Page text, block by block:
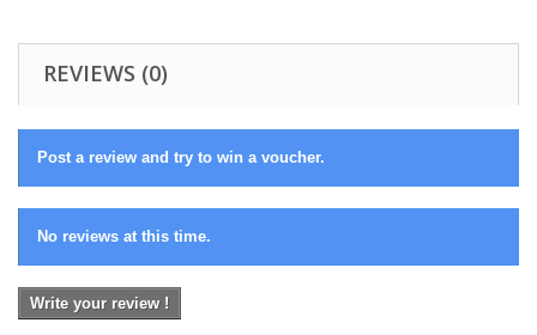
REVIEWS (0)
Post a review and try to win a voucher.
No reviews at this time.
Write your review !